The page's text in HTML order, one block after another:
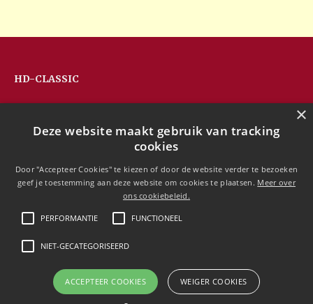
HD-CLASSIC
Hans Devos
3128 Baal
+32(0)477 88 81 84
info@hd-classic.be
Copyright © 2020 HD-Classic
×
Deze website maakt gebruik van tracking
cookies
Door "Accepteer Cookies" te kiezen of door de website verder te bezoeken
geef je toestemming aan deze website om cookies te plaatsen. Meer over
ons cookiebeleid.
PERFORMANTIE FUNCTIONEEL
NIET-GECATEGORISEERD
ACCEPTEER COOKIES WEIGER COOKIES
Free currency conversion